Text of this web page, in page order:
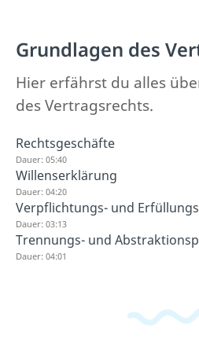
Grundlagen des
Hier erfährst du alles
des Vertragsrechts.
Rechtsgeschäfte
Dauer: 05:40
Willenserklärung
Dauer: 04:20
Verpflichtungs- und
Dauer: 03:13
Trennungs- und
Dauer: 04:01